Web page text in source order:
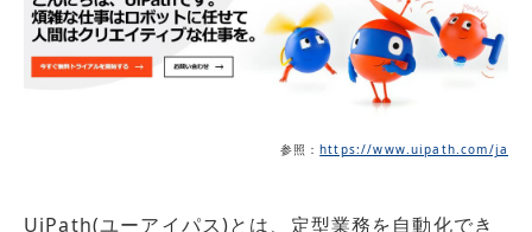
参照：https://www.uipath.com/ja
UiPath(ユーアイパス)とは、定型業務を自動化でき